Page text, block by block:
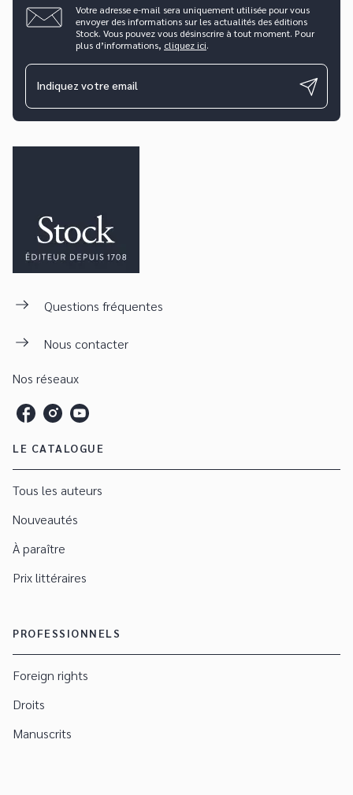
Votre adresse e-mail sera uniquement utilisée pour vous
envoyer des informations sur les actualités des éditions
Stock. Vous pouvez vous désinscrire à tout moment. Pour
plus d’informations, cliquez ici.
Indiquez votre email
Questions fréquentes
Nous contacter
Nos réseaux
LE CATALOGUE
Tous les auteurs
Nouveautés
À paraître
Prix littéraires
PROFESSIONNELS
Foreign rights
Droits
Manuscrits